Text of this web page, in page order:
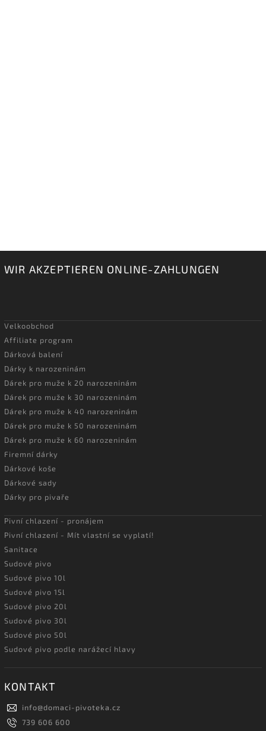
WIR AKZEPTIEREN ONLINE-ZAHLUNGEN
Velkoobchod
Affiliate program
Dárková balení
Dárky k narozeninám
Dárek pro muže k 20 narozeninám
Dárek pro muže k 30 narozeninám
Dárek pro muže k 40 narozeninám
Dárek pro muže k 50 narozeninám
Dárek pro muže k 60 narozeninám
Firemní dárky
Dárkové koše
Dárkové sady
Dárky pro pivaře
Pivní chlazení - pronájem
Pivní chlazení - Mít vlastní se vyplatí!
Sanitace
Sudové pivo
Sudové pivo 10l
Sudové pivo 15l
Sudové pivo 20l
Sudové pivo 30l
Sudové pivo 50l
Sudové pivo podle narážecí hlavy
KONTAKT
info@domaci-pivoteka.cz
739 606 600